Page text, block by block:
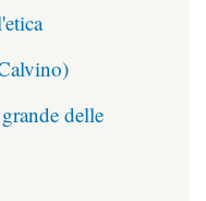
delle